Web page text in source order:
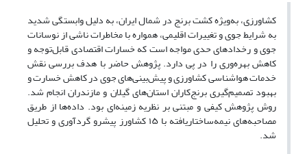
کشاورزی، به‌ویژه کشت برنج در شمال ایران، به دلیل وابستگی شدید
به شرایط جوی و تغییرات اقلیمی، همواره با مخاطرات ناشی از نوسانات
جوی و رخدادهای حدی مواجه است که خسارات اقتصادی قابل‌توجه و
کاهش بهره‌وری را در پی دارد. پژوهش حاضر با هدف بررسی نقش
خدمات هواشناسی کشاورزی و پیش‌بینی‌های جوی در کاهش خسارت و
بهبود تصمیم‌گیری برنج‌کاران استان‌های گیلان و مازندران انجام شد.
روش پژوهش کیفی و مبتنی بر نظریه زمینه‌ای بود. داده‌ها از طریق
مصاحبه‌های نیمه‌ساختاریافته با ۱۵ کشاورز پیشرو گردآوری و تحلیل
شد.